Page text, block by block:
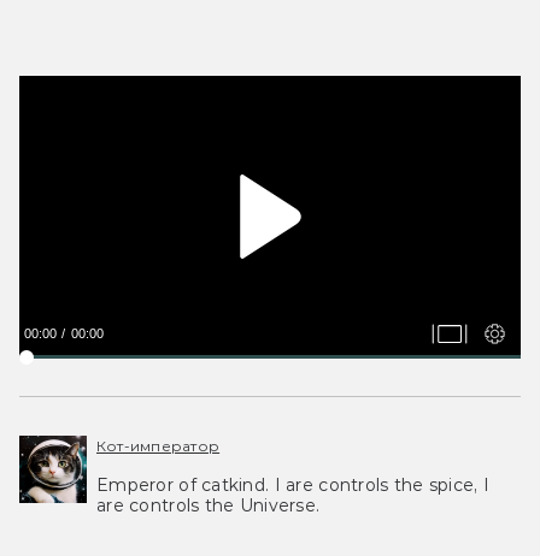
00:00 00:00
Кот-император
Emperor of catkind. I are controls the spice, I
are controls the Universe.